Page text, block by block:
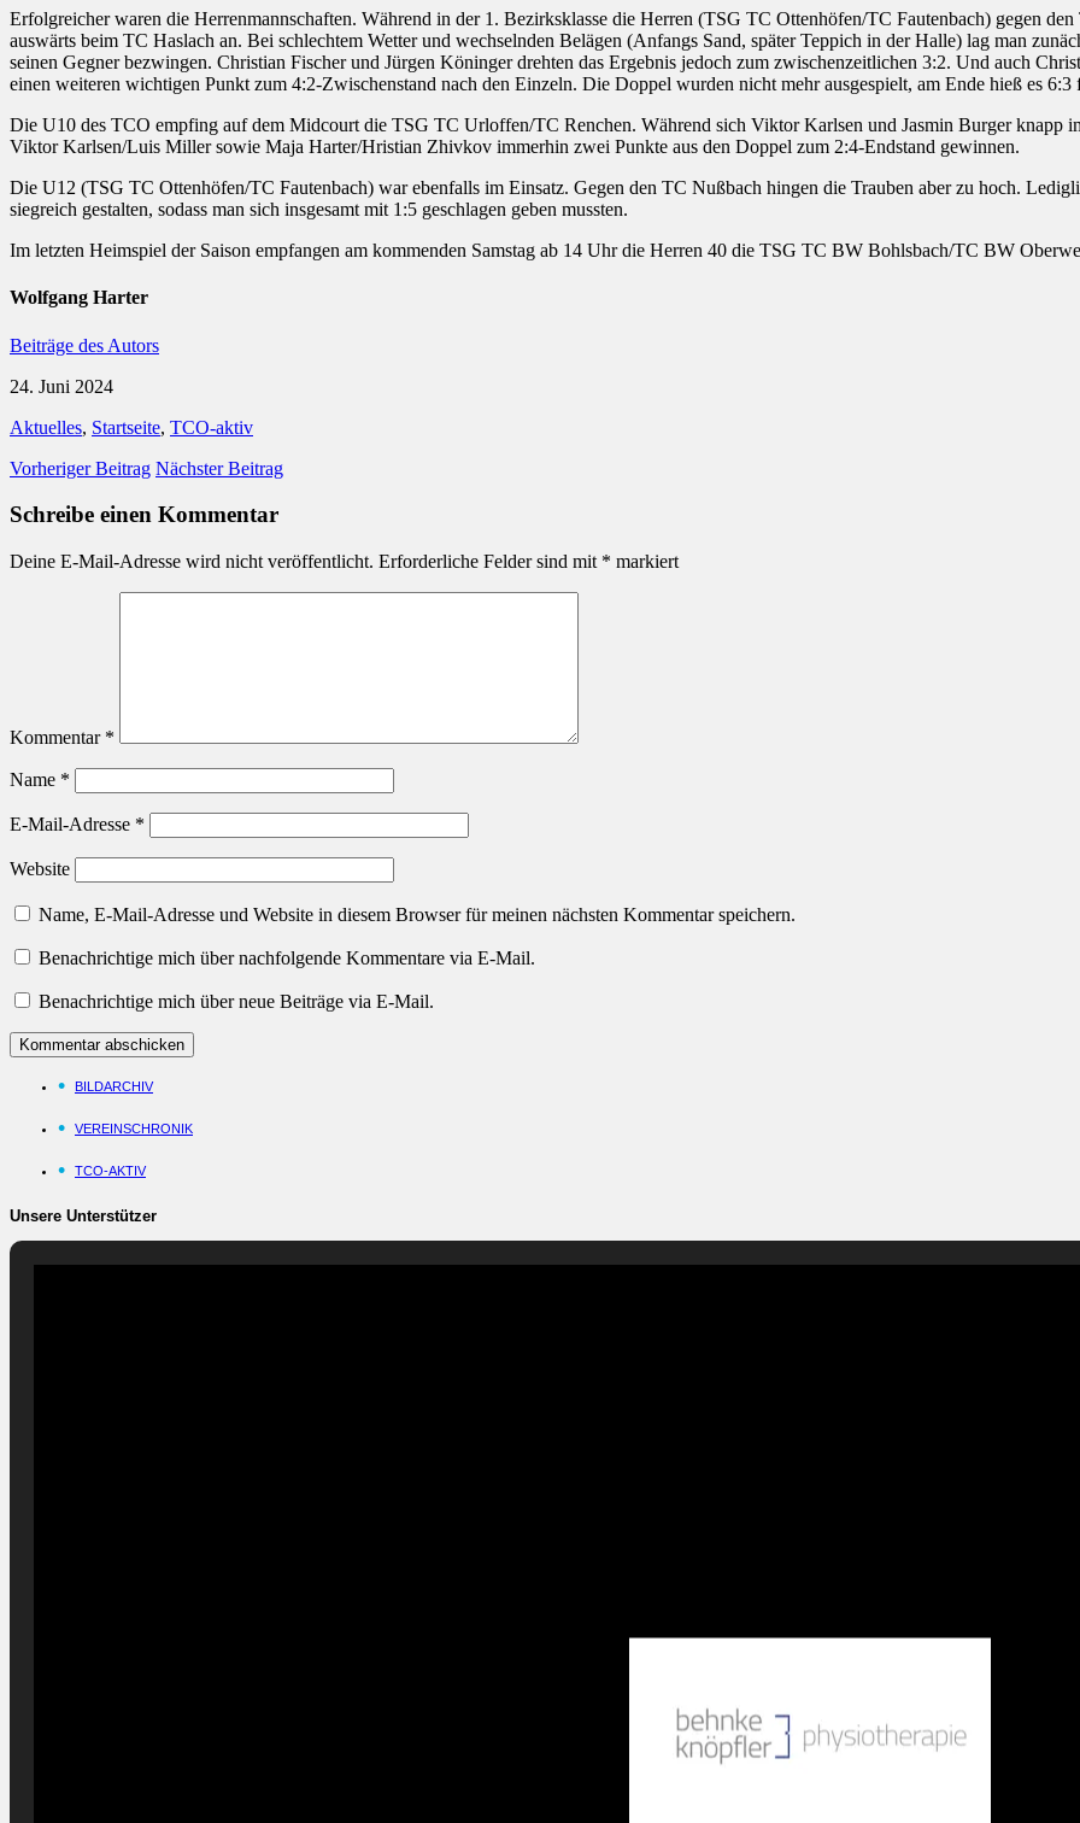
Erfolgreicher waren die Herrenmannschaften. Während in der 1. Bezirksklasse die Herren (TSG TC Ottenhöfen/TC Fautenbach) gegen
auswärts beim TC Haslach an. Bei schlechtem Wetter und wechselnden Belägen (Anfangs Sand, später Teppich in der Halle) lag man
seinen Gegner bezwingen. Christian Fischer und Jürgen Köninger drehten das Ergebnis jedoch zum zwischenzeitlichen 3:2. Und auch
einen weiteren wichtigen Punkt zum 4:2-Zwischenstand nach den Einzeln. Die Doppel wurden nicht mehr ausgespielt, am Ende hieß es
Die U10 des TCO empfing auf dem Midcourt die TSG TC Urloffen/TC Renchen. Während sich Viktor Karlsen und Jasmin Burger knapp
Viktor Karlsen/Luis Miller sowie Maja Harter/Hristian Zhivkov immerhin zwei Punkte aus den Doppel zum 2:4-Endstand gewinnen.
Die U12 (TSG TC Ottenhöfen/TC Fautenbach) war ebenfalls im Einsatz. Gegen den TC Nußbach hingen die Trauben aber zu hoch.
siegreich gestalten, sodass man sich insgesamt mit 1:5 geschlagen geben mussten.
Im letzten Heimspiel der Saison empfangen am kommenden Samstag ab 14 Uhr die Herren 40 die TSG TC BW Bohlsbach/TC BW
Wolfgang Harter
Beiträge des Autors
24. Juni 2024
Aktuelles, Startseite, TCO-aktiv
Vorheriger Beitrag Nächster Beitrag
Schreibe einen Kommentar
Deine E-Mail-Adresse wird nicht veröffentlicht. Erforderliche Felder sind mit * markiert
Kommentar *
Name *
E-Mail-Adresse *
Website
Name, E-Mail-Adresse und Website in diesem Browser für meinen nächsten Kommentar speichern.
Benachrichtige mich über nachfolgende Kommentare via E-Mail.
Benachrichtige mich über neue Beiträge via E-Mail.
BILDARCHIV
VEREINSCHRONIK
TCO-AKTIV
Unsere Unterstützer